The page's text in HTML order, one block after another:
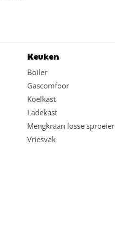
Keuken
Boiler
Gascomfoor
Koelkast
Ladekast
Mengkraan losse sproeier
Vriesvak